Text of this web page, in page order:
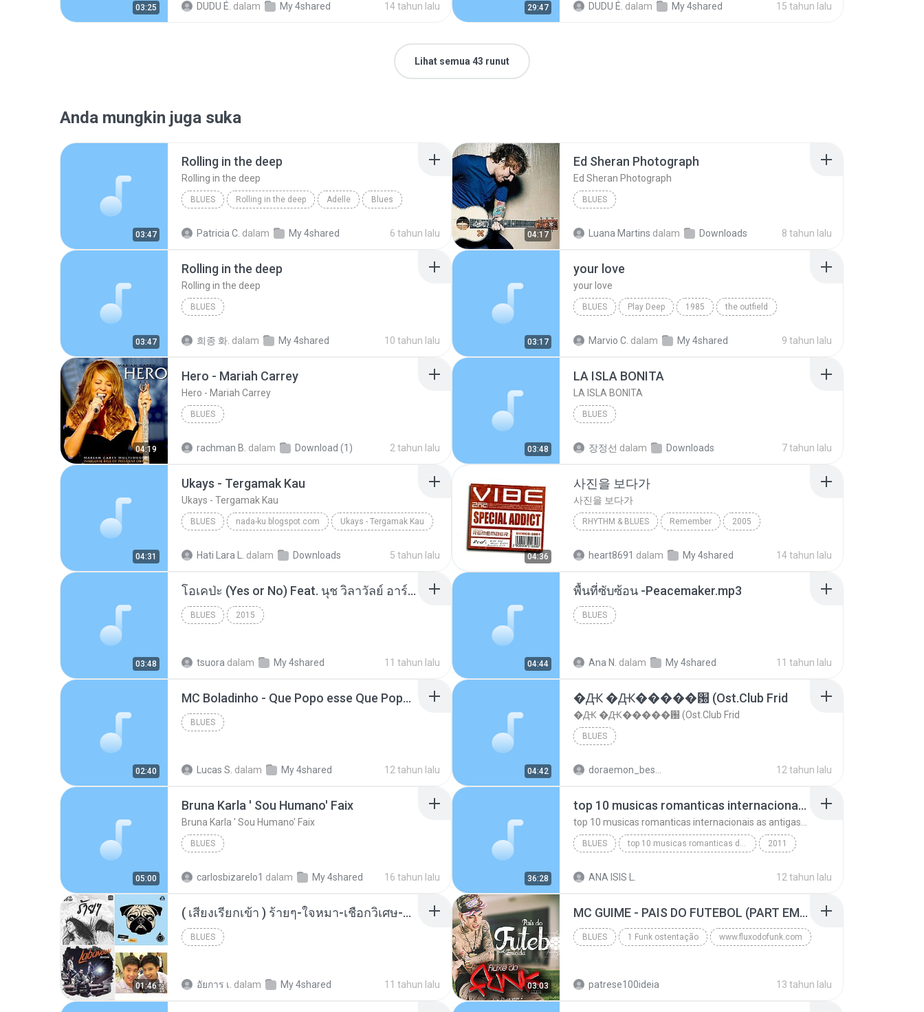
03:25 DUDU É. dalam My 4shared 14 tahun lalu 29:47 DUDU É. dalam My 4shared 15 tahun lalu
Lihat semua 43 runut
Anda mungkin juga suka
03:47
Rolling in the deep
Rolling in the deep
BLUES Rolling in the deep Adelle Blues
Patricia C. dalam My 4shared 6 tahun lalu 04:17
Ed Sheran Photograph
Ed Sheran Photograph
BLUES
Luana Martins dalam Downloads 8 tahun lalu
03:47
Rolling in the deep
Rolling in the deep
BLUES
희종 화. dalam My 4shared 10 tahun lalu 03:17
your love
your love
BLUES Play Deep 1985 the outfield
Marvio C. dalam My 4shared 9 tahun lalu
04:19
Hero - Mariah Carrey
Hero - Mariah Carrey
BLUES
rachman B. dalam Download (1) 2 tahun lalu 03:48
LA ISLA BONITA
LA ISLA BONITA
BLUES
장정선 dalam Downloads 7 tahun lalu
04:31
Ukays - Tergamak Kau
Ukays - Tergamak Kau
BLUES nada-ku.blogspot.com Ukays - Tergamak Kau
Hati Lara L. dalam Downloads 5 tahun lalu 04:36
사진을 보다가
사진을 보다가
RHYTHM & BLUES Remember 2005
heart8691 dalam My 4shared 14 tahun lalu
03:48
โอเคป่ะ (Yes or No) Feat. นุช วิลาวัลย์ อาร์สยาม - Flame.mp3
BLUES 2015
tsuora dalam My 4shared 11 tahun lalu 04:44
พื้นที่ซับซ้อน -Peacemaker.mp3
BLUES
Ana N. dalam My 4shared 11 tahun lalu
02:40
MC Boladinho - Que Popo esse Que Popo Gigante (DjWn) (áudio Oficial).mp3
BLUES
Lucas S. dalam My 4shared 12 tahun lalu 04:42
�Ԫ �Ԫ�����԰ (Ost.Club Frid
�Ԫ �Ԫ�����԰ (Ost.Club Frid
BLUES
12 tahun lalu
05:00
Bruna Karla ' Sou Humano' Faix
Bruna Karla ' Sou Humano' Faix
BLUES
carlosbizarelo1 dalam My 4shared 16 tahun lalu 36:28
top 10 musicas romanticas internacionais as antigas que faz seu coraçao bater mais forte remix
BLUES top 10 musicas romanticas dj valmir santos pitanga pr 2011
ANA ISIS L. 12 tahun lalu
01:46
( เสียงเรียกเข้า ) ร้ายๆ-ใจหมา-เชือกวิเศษ-ว้าเหว่.mp3
BLUES
อัยการ เ. dalam My 4shared 11 tahun lalu 03:03
MC GUIME - PAIS DO FUTEBOL (PART EMICIDA) 2014.mp3
BLUES 1 Funk ostentação www.fluxodofunk.com
patrese100ideia 13 tahun lalu